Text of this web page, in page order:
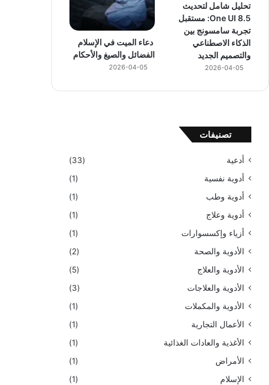
تحليل شامل لتحديث
One UI 8.5: مستقبل
تجربة سامسونج بين
الذكاء الاصطناعي
والتصميم الجديد
2026-04-05
دعاء الميت في الإسلام
الفضائل والصيغ والأحكام
2026-04-05
تصنيفات
أدعية
(33)
أدوية نفسية
(1)
أدوية وطب
(1)
أدوية وعلاج
(1)
أزياء وإكسسوارات
(1)
الأدوية والصحة
(2)
الأدوية والعلاج
(5)
الأدوية والعلاجات
(3)
الأدوية والمكملات
(1)
الأعمال التجارية
(1)
الأغذية والعادات الغذائية
(1)
الأمراض
(1)
الإسلام
(1)